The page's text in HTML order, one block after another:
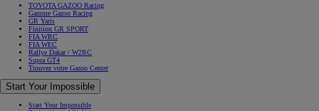
TOYOTA GAZOO Racing
Gamme Gazoo Racing
GR Yaris
Finition GR SPORT
FIA WRC
FIA WEC
Rallye Dakar / W2RC
Supra GT4
Trouvez votre Gazoo Center
Start Your Impossible
Start Your Impossible